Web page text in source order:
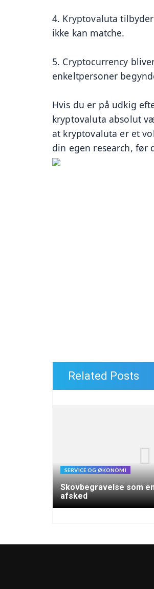
4. Kryptovaluta
ikke kan matche.
5. Cryptocurrency
enkeltpersoner
Hvis du er på udkig
kryptovaluta absolut
at kryptovaluta er et
din egen research, før
Related Posts
SERVICE OG ØKONOMI
Skovbegravelse som
afsked